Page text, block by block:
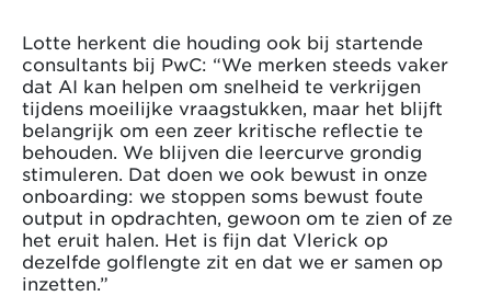
Lotte herkent die houding ook bij startende
consultants bij PwC: “We merken steeds vaker
dat AI kan helpen om snelheid te verkrijgen
tijdens moeilijke vraagstukken, maar het blijft
belangrijk om een zeer kritische reflectie te
behouden. We blijven die leercurve grondig
stimuleren. Dat doen we ook bewust in onze
onboarding: we stoppen soms bewust foute
output in opdrachten, gewoon om te zien of ze
het eruit halen. Het is fijn dat Vlerick op
dezelfde golflengte zit en dat we er samen op
inzetten.”